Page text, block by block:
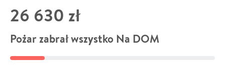
26 630 zł
Pożar zabrał wszystko Na DOM